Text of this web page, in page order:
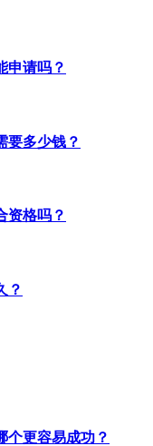
申请吗？
要多少钱？
资格吗？
？
个更容易成功？